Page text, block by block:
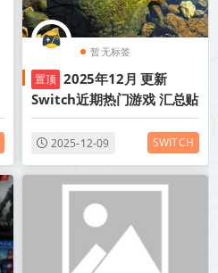
暂无标签
置顶 2025年12月 更新
Switch近期热门游戏 汇总贴
2025-12-09 SWITCH